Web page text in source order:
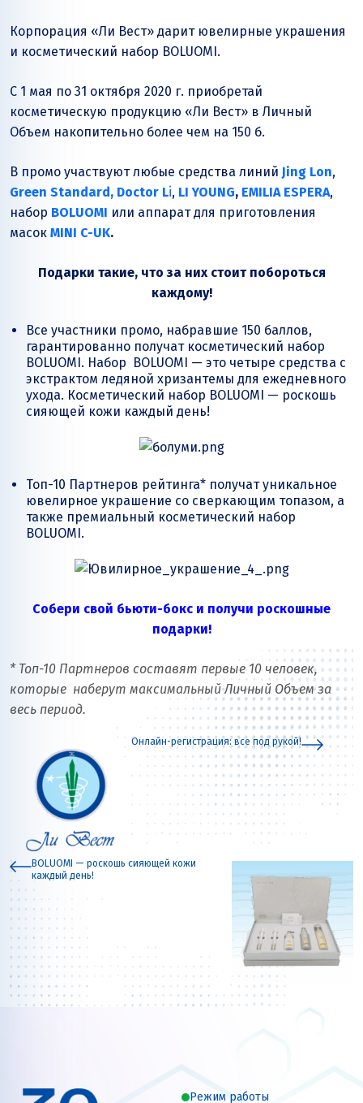
Корпорация «Ли Вест» дарит ювелирные украшения
и косметический набор BOLUOMI.
С 1 мая по 31 октября 2020 г. приобретай
косметическую продукцию «Ли Вест» в Личный
Объем накопительно более чем на 150 б.
В промо участвуют любые средства линий Jing Lon,
Green Standard, Doctor Li, LI YOUNG, EMILIA ESPERA,
набор BOLUOMI или аппарат для приготовления
масок MINI C-UK.
Подарки такие, что за них стоит побороться
каждому!
Все участники промо, набравшие 150 баллов,
гарантированно получат косметический набор
BOLUOMI. Набор BOLUOMI — это четыре средства с
экстрактом ледяной хризантемы для ежедневного
ухода. Косметический набор BOLUOMI — роскошь
сияющей кожи каждый день!
Топ-10 Партнеров рейтинга* получат уникальное
ювелирное украшение со сверкающим топазом, а
также премиальный косметический набор
BOLUOMI.
Собери свой бьюти-бокс и получи роскошные
подарки!
* Топ-10 Партнеров составят первые 10 человек,
которые наберут максимальный Личный Объем за
весь период.
BOLUOMI — роскошь сияющей кожи
каждый день!
Онлайн-регистрация: все под рукой!
Режим работы